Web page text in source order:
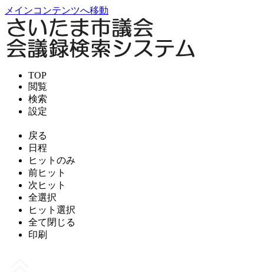
メインコンテンツへ移動
TOP
閲覧
検索
設定
戻る
日程
ヒットのみ
前ヒット
次ヒット
全選択
ヒット選択
全て閉じる
印刷